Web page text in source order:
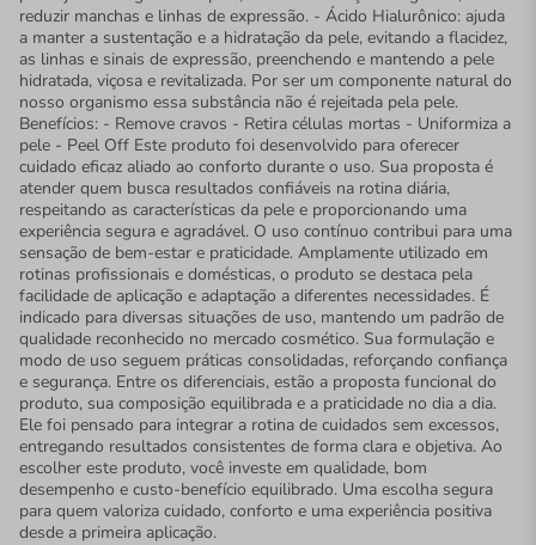
reduzir manchas e linhas de expressão. - Ácido Hialurônico: ajuda
a manter a sustentação e a hidratação da pele, evitando a flacidez,
as linhas e sinais de expressão, preenchendo e mantendo a pele
hidratada, viçosa e revitalizada. Por ser um componente natural do
nosso organismo essa substância não é rejeitada pela pele.
Benefícios: - Remove cravos - Retira células mortas - Uniformiza a
pele - Peel Off Este produto foi desenvolvido para oferecer
cuidado eficaz aliado ao conforto durante o uso. Sua proposta é
atender quem busca resultados confiáveis na rotina diária,
respeitando as características da pele e proporcionando uma
experiência segura e agradável. O uso contínuo contribui para uma
sensação de bem-estar e praticidade. Amplamente utilizado em
rotinas profissionais e domésticas, o produto se destaca pela
facilidade de aplicação e adaptação a diferentes necessidades. É
indicado para diversas situações de uso, mantendo um padrão de
qualidade reconhecido no mercado cosmético. Sua formulação e
modo de uso seguem práticas consolidadas, reforçando confiança
e segurança. Entre os diferenciais, estão a proposta funcional do
produto, sua composição equilibrada e a praticidade no dia a dia.
Ele foi pensado para integrar a rotina de cuidados sem excessos,
entregando resultados consistentes de forma clara e objetiva. Ao
escolher este produto, você investe em qualidade, bom
desempenho e custo-benefício equilibrado. Uma escolha segura
para quem valoriza cuidado, conforto e uma experiência positiva
desde a primeira aplicação.